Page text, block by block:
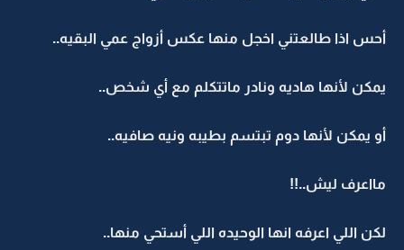
أحس اذا طالعتني اخجل منها عكس أزواج عمي البقيه..
يمكن لأنها هاديه ونادر ماتتكلم مع أي شخص..
أو يمكن لأنها دوم تبتسم بطيبه ونيه صافيه..
مااعرف ليش..!!
لكن اللي اعرفه انها الوحيده اللي أستحي منها..